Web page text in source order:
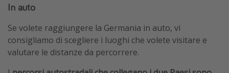
In auto
Se volete raggiungere la Germania in auto, vi
consigliamo di scegliere i luoghi che volete visitare e
valutare le distanze da percorrere.